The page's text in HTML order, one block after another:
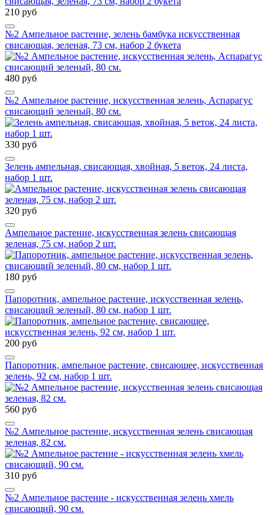
210 руб
№2 Ампельное растение, зелень бамбука искусственная
свисающая, зеленая, 73 см, набор 2 букета
480 руб
№2 Ампельное растение, искусственная зелень, Аспарагус
свисающий зеленый, 80 см.
330 руб
Зелень ампельная, свисающая, хвойная, 5 веток, 24 листа,
набор 1 шт.
320 руб
Ампельное растение, искусственная зелень свисающая
зеленая, 75 см, набор 2 шт.
180 руб
Папоротник, ампельное растение, искусственная зелень,
свисающий зеленый, 80 см, набор 1 шт.
200 руб
Папоротник, ампельное растение, свисающее, искусственная
зелень, 92 см, набор 1 шт.
560 руб
№2 Ампельное растение, искусственная зелень свисающая
зеленая, 82 см.
310 руб
№2 Ампельное растение - искусственная зелень хмель
свисающий, 90 см.